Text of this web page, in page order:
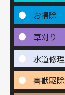
お掃除
草刈り
水道修理
害獣駆除